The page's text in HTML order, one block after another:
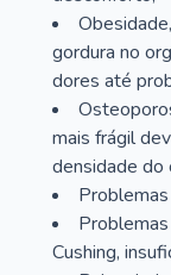
gordura no
dores até
mais frágil
densidade do
Cushing,